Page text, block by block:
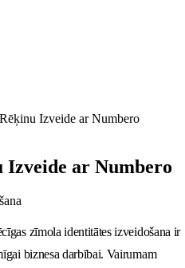
Izveide ar Numbero
Izveide ar Numbero
zīmola identitātes izveidošana ir
biznesa darbībai. Vairumam